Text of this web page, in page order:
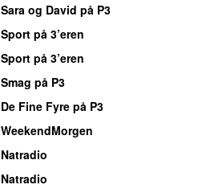
Sara og David på P3
Sport på 3’eren
Sport på 3’eren
Smag på P3
De Fine Fyre på P3
WeekendMorgen
Natradio
Natradio